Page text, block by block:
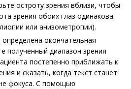
остроту зрения вблизи, чтобы
зрения обоих глаз одинакова
или анизометропии).
окончательная
полученный диапазон зрения
постепенно приближать к
и сказать, когда текст станет
фокуса. С помощью